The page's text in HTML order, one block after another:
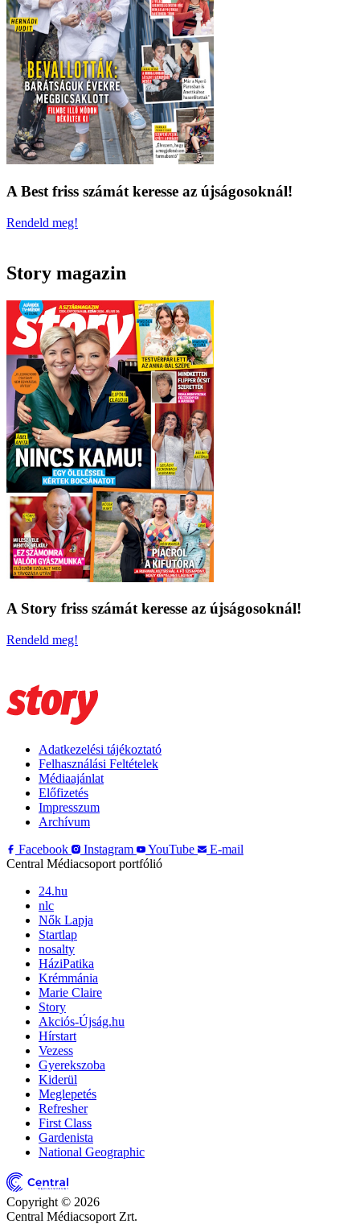
A Best friss számát keresse az újságosoknál!
Rendeld meg!
Story magazin
A Story friss számát keresse az újságosoknál!
Rendeld meg!
Adatkezelési tájékoztató
Felhasználási Feltételek
Médiaajánlat
Előfizetés
Impresszum
Archívum
Facebook
Instagram YouTube
E-mail
Central Médiacsoport portfólió
24.hu
nlc
Nők Lapja
Startlap
nosalty
HáziPatika
Krémmánia
Marie Claire
Story
Akciós-Újság.hu
Hírstart
Vezess
Gyerekszoba
Kiderül
Meglepetés
Refresher
First Class
Gardenista
National Geographic
Copyright © 2026
Central Médiacsoport Zrt.